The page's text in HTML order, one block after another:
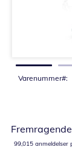
Varenummer
Fremragende
99,015 anmeldelser
billedgalleriet